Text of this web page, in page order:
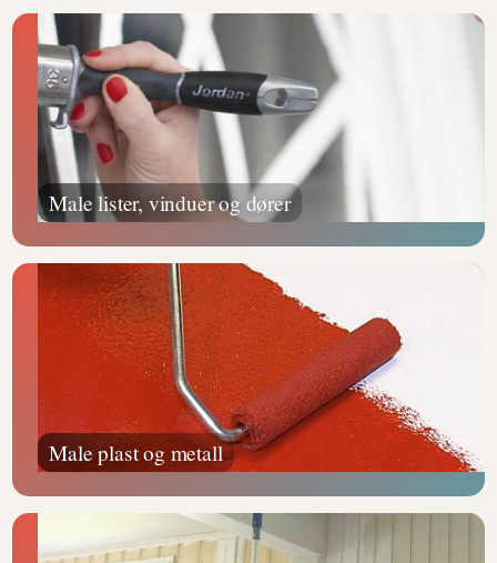
Male lister, vinduer og dører
Male plast og metall